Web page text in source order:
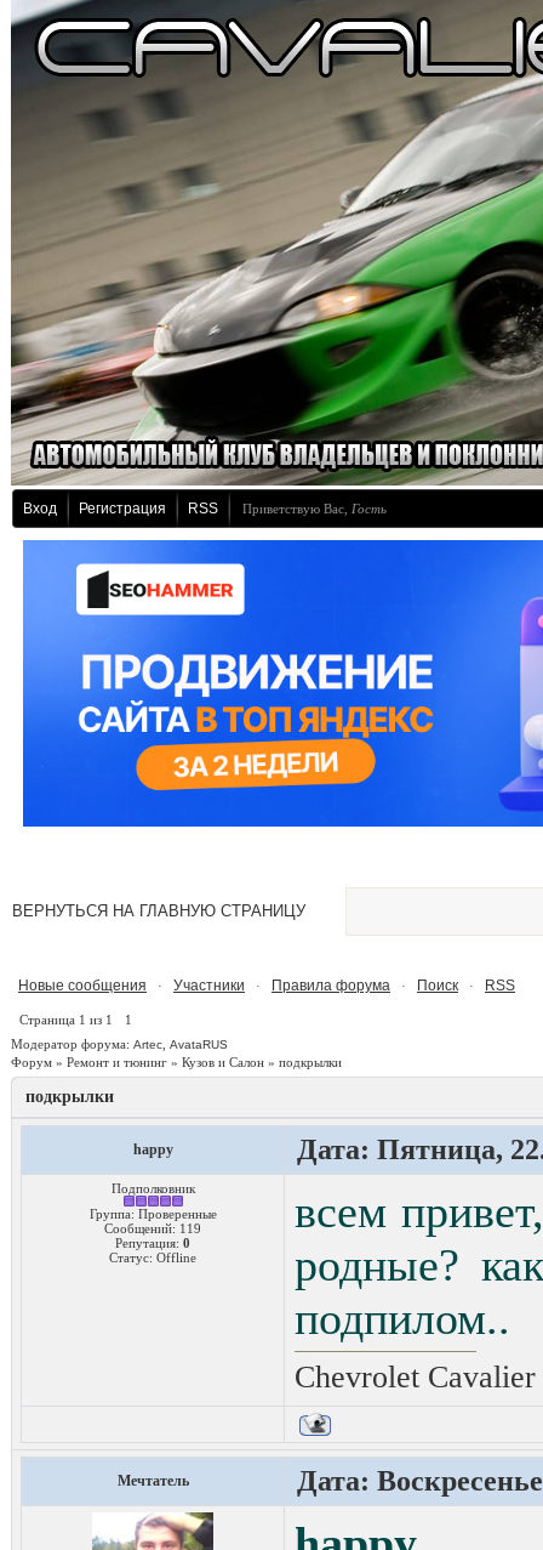
Вход Регистрация RSS Приветствую Вас Гость
ВЕРНУТЬСЯ НА ГЛАВНУЮ СТРАНИЦУ
Новые сообщения · Участники · Правила форума · Поиск · RSS
Страница 1 из 1
1
Модератор форума: Artec AvataRUS
Форум » Ремонт и тюнинг » Кузов и Салон » подкрылки
подкрылки
happy Дата: Пятница,
Подполковник
Группа: Проверенные
Сообщений: 119
Репутация: 0
Статус: Offline
всем
родные?
подпилом..
Chevrolet
Мечтатель Дата: